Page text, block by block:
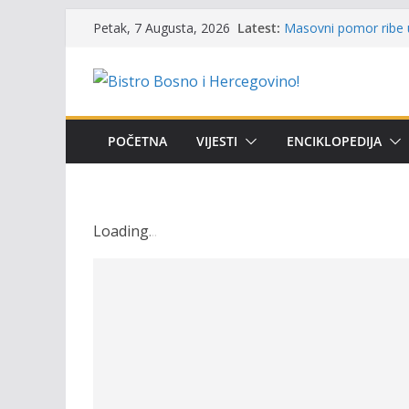
content
Petak, 7 Augusta, 2026 Latest: osvojili prelazni
Satnica 7. i 8. kola
i amura’
Obavještenje
POČETNA VIJESTI ENCIKLOPEDIJA
Loading...